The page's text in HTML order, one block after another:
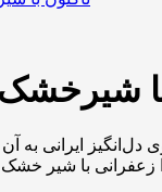
شیرخشک
ایرانی به